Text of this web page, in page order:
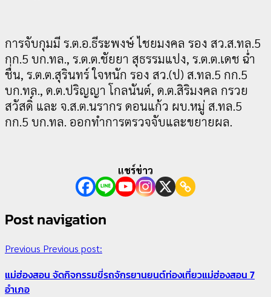
การจับกุมมี ร.ต.อ.ธีระพงษ์ ไชยมงคล รอง สว.ส.ทล.5
กก.5 บก.ทล., ร.ต.ต.ชัยยา สุธรรมแปง, ร.ต.ต.เดช ฉ่ำ
ชื่น, ร.ต.ต.สุรินทร์ ใจหนัก รอง สว.(ป) ส.ทล.5 กก.5
บก.ทล., ด.ต.ปริญญา โกลนันต์, ด.ต.สิริมงคล กรวย
สวัสดิ์ และ จ.ส.ต.นรากร ดอนแก้ว ผบ.หมู่ ส.ทล.5
กก.5 บก.ทล. ออกทำการตรวจจับและขยายผล.
แชร์ข่าว
Post navigation
Previous Previous post:
แม่ฮ่องสอน จัดกิจกรรมขี่รถจักรยานยนต์ท่องเที่ยวแม่ฮ่องสอน 7
อำเภอ